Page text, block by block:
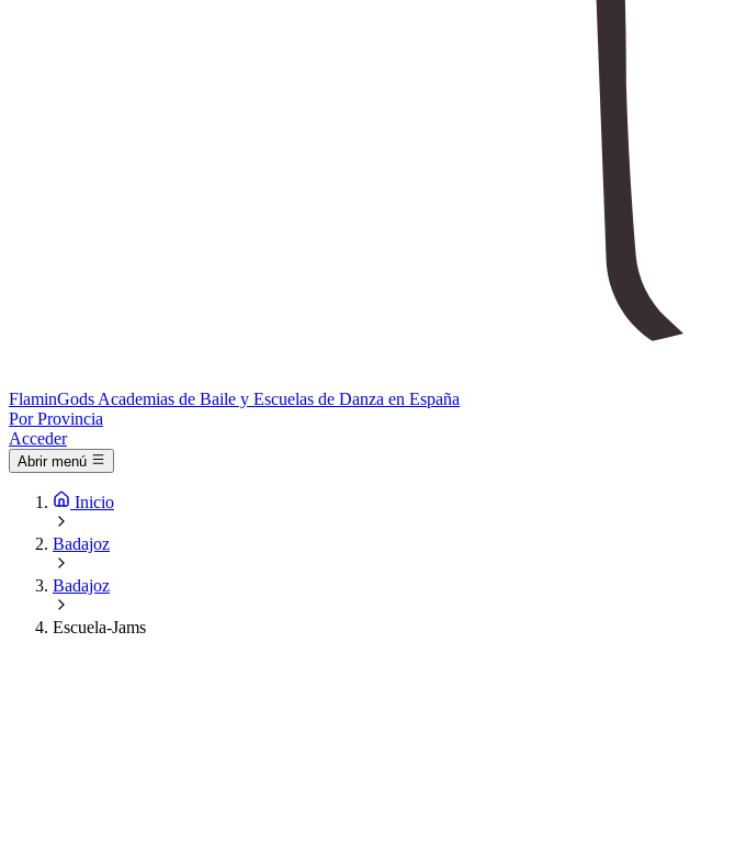
FlaminGods Academias de Baile y Escuelas de Danza en España
Por Provincia
Acceder
Abrir menú
Inicio
Badajoz
Badajoz
Escuela-Jams